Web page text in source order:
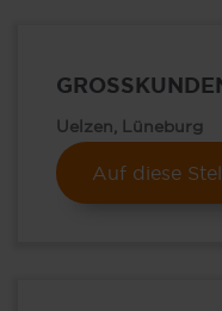
Uelzen, Lüneburg
Auf diese